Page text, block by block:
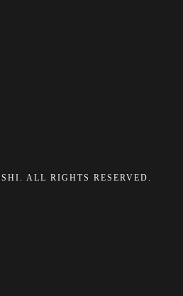
ALL RIGHTS RESERVED.